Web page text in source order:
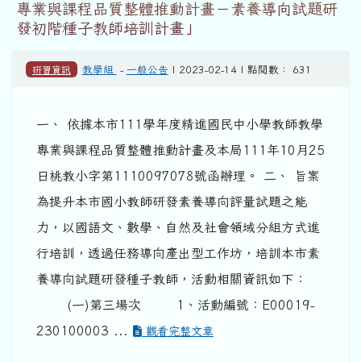
專業與課程品質整體推動計畫－素養導向試題研
發初階種子教師培訓計畫」
研習資訊 教學組 - 一般公告 | 2023-02-14 | 點閱數： 631
一、 依據本市111學年度精進國民中小學教師教學
專業與課程品質整體推動計畫及本局111年10月25
日桃教小字第1110097078號函辦理。 二、 旨案
為提升本市國小教師研發素養導向評量試題之能
力，以國語文、數學、自然及社會領域分組方式進
行培訓，透過任務導向產出型工作坊，培訓本市素
養導向試題研發種子教師，活動相關資訊如下：
(一)第三場次 1、活動編號：E00019-
230100003 ...
觀看完整文章